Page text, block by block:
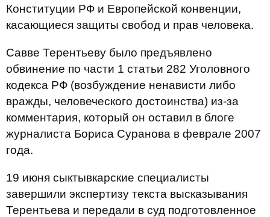
Конституции РФ и Европейской конвенции,
касающиеся защиты свобод и прав человека.
Савве Терентьеву было предъявлено
обвинение по части 1 статьи 282 Уголовного
кодекса РФ (возбуждение ненависти либо
вражды, человеческого достоинства) из-за
комментария, который он оставил в блоге
журналиста Бориса Суранова в феврале 2007
года.
19 июня сыктывкарские специалисты
завершили экспертизу текста высказывания
Терентьева и передали в суд подготовленное